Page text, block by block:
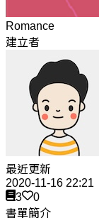
Romance
建立者
最近更新
2020-11-16 22:21
3
0
書單簡介